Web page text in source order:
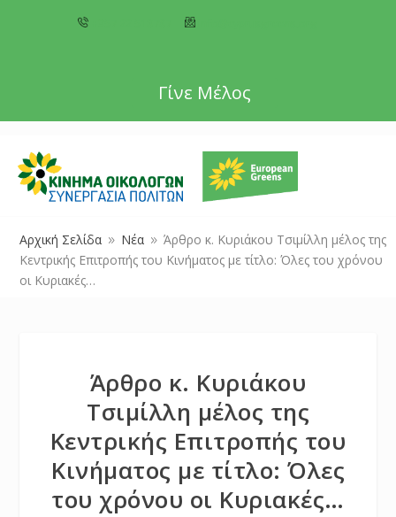
Γίνε Μέλος
Αρχική Σελίδα 9 Νέα 9 Άρθρο κ. Κυριάκου Τσιμίλλη μέλος της
Κεντρικής Επιτροπής του Κινήματος με τίτλο: Όλες του χρόνου
οι Κυριακές…
Άρθρο κ. Κυριάκου
Τσιμίλλη μέλος της
Κεντρικής Επιτροπής του
Κινήματος με τίτλο: Όλες
του χρόνου οι Κυριακές…